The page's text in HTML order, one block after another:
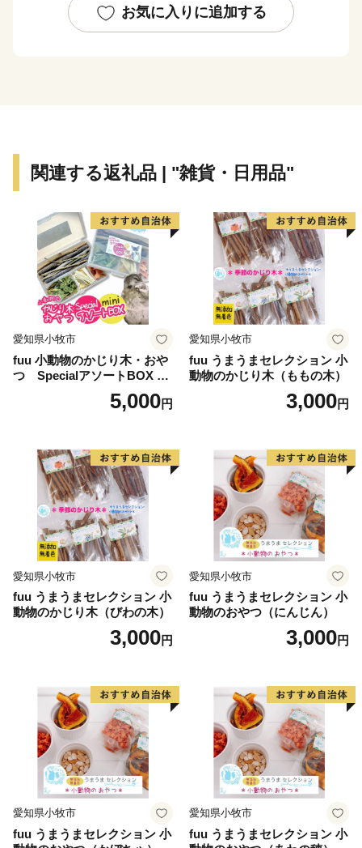
の営みがもたらす恵みは、私たちの暮らしをやさしく包
み、うるおいを与えてくれます。
活動がユネスコの正式事業となり、これに伴い糸魚川ジ
した！
お気に入りに追加する
関連する返礼品 | "雑貨・日用品"
愛知県小牧市
fuu 小動物のかじり木・おや
つ SpecialアソートBOX mi
5,000円
愛知県小牧市
fuu うまうまセレクション 小
動物のかじり木（ももの木）
3,000円
愛知県小牧市
fuu うまうまセレクション 小
動物のかじり木（びわの木）
3,000円
愛知県小牧市
fuu うまうまセレクション 小
動物のおやつ（にんじん）
3,000円
愛知県小牧市
fuu うまうまセレクション 小
愛知県小牧市
fuu うまうまセレクション 小